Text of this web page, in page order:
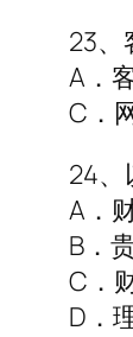
23、
A．
C．
24、
A．
B．
C．
D．